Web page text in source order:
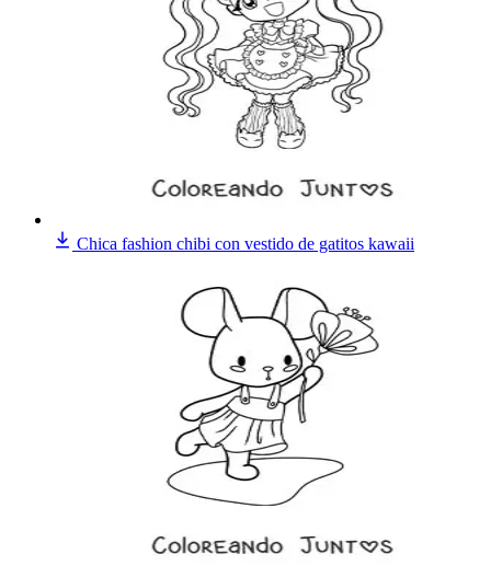
Chica fashion chibi con vestido de gatitos kawaii